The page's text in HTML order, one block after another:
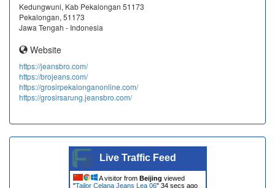
Kedungwuni, Kab Pekalongan 51173
Pekalongan, 51173
Jawa Tengah - Indonesia
Website
https://jeansbro.com/
https://brojeans.com/
https://grosirpekalonganonline.com/
https://grosirsarung.jeansbro.com/
Live Traffic Feed
A visitor from Beijing viewed
"Tailor Celana Jeans Lea 06" 35 secs ago